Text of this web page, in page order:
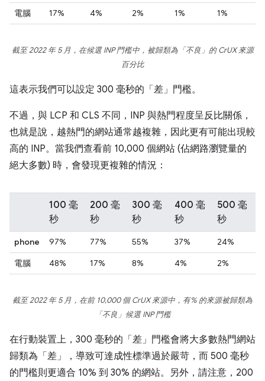
電腦 17% 4% 2% 1% 1%
截至 2022 年 5 月，在候選 INP 門檻中，被歸類為「不良」的 CrUX 來源
百分比
這表示我們可以設定 300 毫秒的「差」門檻。
不過，與 LCP 和 CLS 不同，INP 與熱門程度呈反比關係，
也就是說，越熱門的網站通常越複雜，因此更有可能出現較
高的 INP。當我們查看前 10,000 個網站 (佔網路瀏覽量的
絕大多數) 時，會發現更複雜的情況：
100 毫
秒
200 毫
秒
300 毫
秒
400 毫
秒
500 毫
秒
phone 97% 77% 55% 37%
24%
電腦
48% 17% 8% 4% 2%
截至 2022 年 5 月，在前 10,000 個 CrUX 來源中，有% 的來源被歸類為
「不良」候選 INP 門檻
在行動裝置上，300 毫秒的「差」門檻會將大多數熱門網站
歸類為「差」，導致可達成性標準過於嚴苛，而 500 毫秒
的門檻則更適合 10% 到 30% 的網站。另外，請注意，200